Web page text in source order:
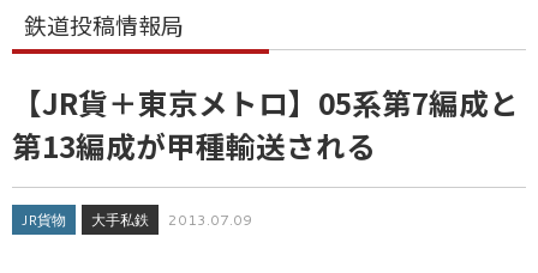
鉄道投稿情報局
【JR貨＋東京メトロ】05系第7編成と
第13編成が甲種輸送される
JR貨物 大手私鉄 2013.07.09